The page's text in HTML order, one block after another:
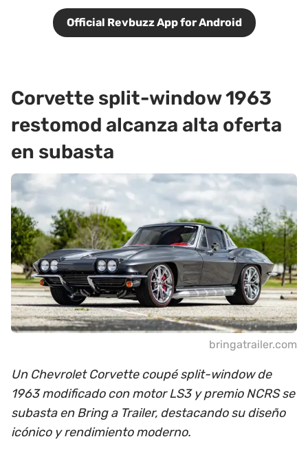
Official Revbuzz App for Android
Corvette split-window 1963
restomod alcanza alta oferta
en subasta
bringatrailer.com
Un Chevrolet Corvette coupé split-window de
1963 modificado con motor LS3 y premio NCRS se
subasta en Bring a Trailer, destacando su diseño
icónico y rendimiento moderno.